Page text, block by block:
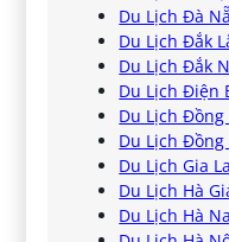
Du Lịch Đà
Du Lịch Đắk
Du Lịch Đắk
Du Lịch Điện
Du Lịch Đồng
Du Lịch Đồng
Du Lịch Gia
Du Lịch Hà
Du Lịch Hà